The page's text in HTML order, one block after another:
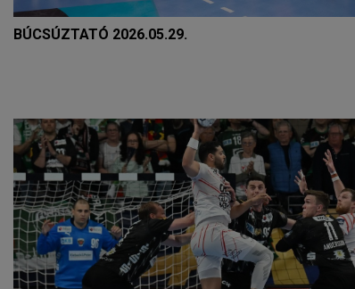
BÚCSÚZTATÓ 2026.05.29.